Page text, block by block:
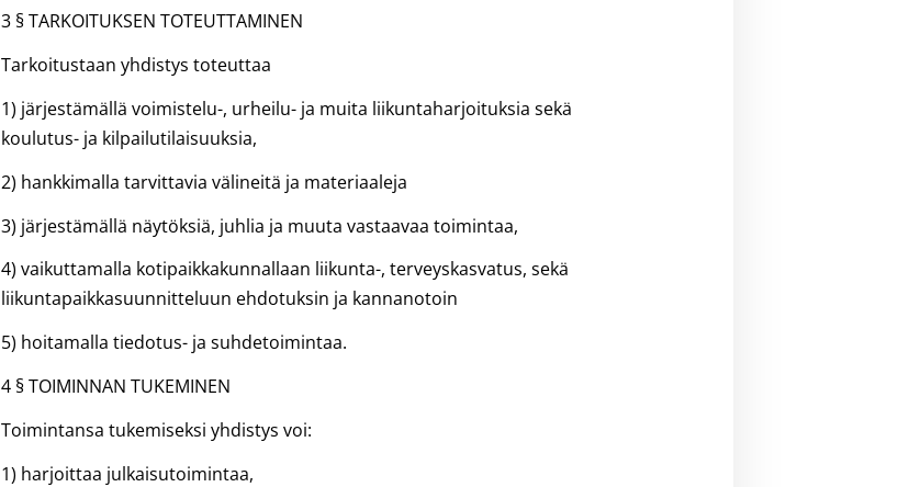
3 § TARKOITUKSEN TOTEUTTAMINEN
Tarkoitustaan yhdistys toteuttaa
1) järjestämällä voimistelu-, urheilu- ja muita liikuntaharjoituksia sekä
koulutus- ja kilpailutilaisuuksia,
2) hankkimalla tarvittavia välineitä ja materiaaleja
3) järjestämällä näytöksiä, juhlia ja muuta vastaavaa toimintaa,
4) vaikuttamalla kotipaikkakunnallaan liikunta-, terveyskasvatus, sekä
liikuntapaikkasuunnitteluun ehdotuksin ja kannanotoin
5) hoitamalla tiedotus- ja suhdetoimintaa.
4 § TOIMINNAN TUKEMINEN
Toimintansa tukemiseksi yhdistys voi:
1) harjoittaa julkaisutoimintaa,